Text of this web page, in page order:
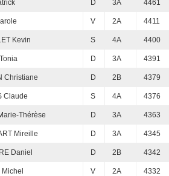
D 3A 4461
V 2A 4411
Kevin S 4A 4400
D 3A 4391
Christiane D 2B 4379
Claude S 4A 4376
Thérèse D 3A 4363
Mireille D 3A 4345
Daniel D 2B 4342
Michel V 2A 4332